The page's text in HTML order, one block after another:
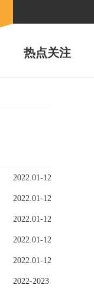
热点关注
2022.01-12
2022.01-12
2022.01-12
2022.01-12
2022.01-12
2022-2023